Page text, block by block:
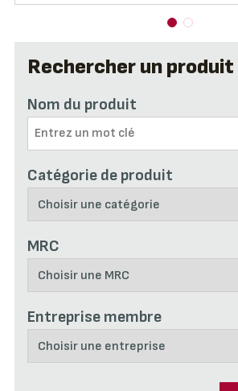
Rechercher un produit
Nom du produit
Catégorie de produit
MRC
Entreprise membre